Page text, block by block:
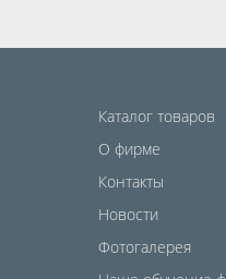
Каталог товаров
О фирме
Контакты
Новости
Фотогалерея